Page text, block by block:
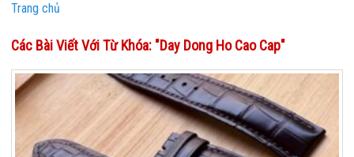
Trang chủ
Các Bài Viết Với Từ Khóa: "day Dong Ho Cao Cap"